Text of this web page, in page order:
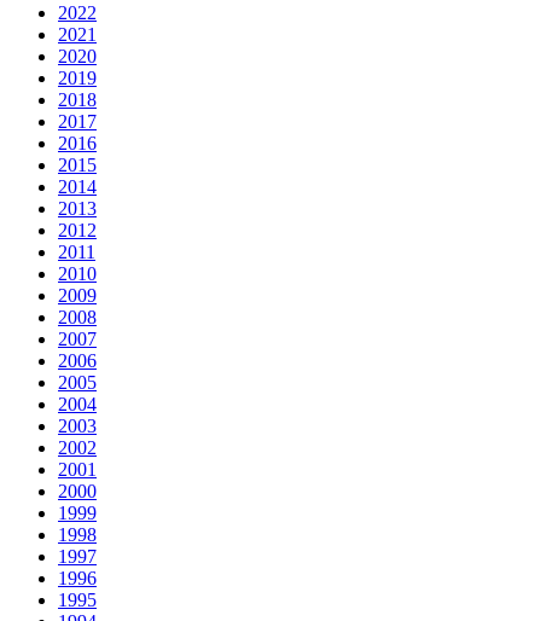
2022
2021
2020
2019
2018
2017
2016
2015
2014
2013
2012
2011
2010
2009
2008
2007
2006
2005
2004
2003
2002
2001
2000
1999
1998
1997
1996
1995